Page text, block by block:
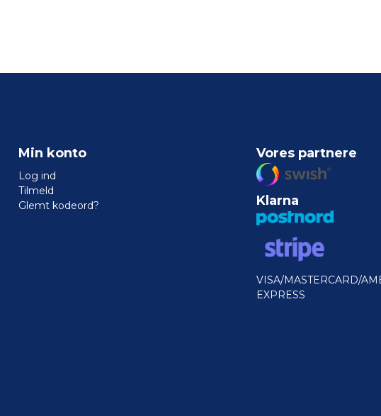
Min konto
Log ind
Tilmeld
Glemt kodeord?
Vores partnere
Klarna
VISA/MASTERCARD/
EXPRESS